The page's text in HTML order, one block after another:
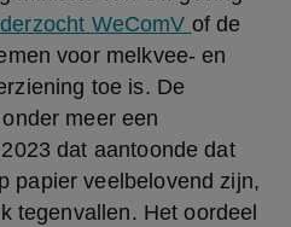
WeComV of de
voor melkvee- en
toe is. De
meer een
dat aantoonde dat
papier veelbelovend zijn,
tegenvallen. Het oordeel